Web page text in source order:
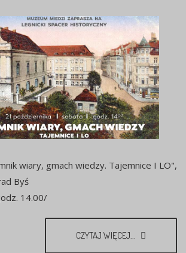
wiary, gmach wiedzy. Tajemnice I LO",
Byś
14.00/
CZYTAJ WIĘCEJ...